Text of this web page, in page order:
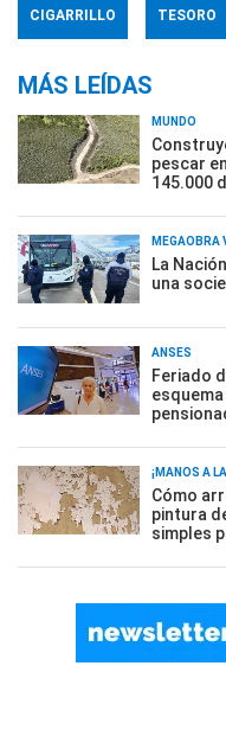
CIGARRILLO TESORO
MÁS LEÍDAS
MUNDO
pescar
145.000
MEGAOBRA
La
una
ANSES
Feriado
¡MANOS A
Cómo
pintura
simples